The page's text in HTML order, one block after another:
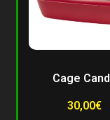
Cage
30,00€